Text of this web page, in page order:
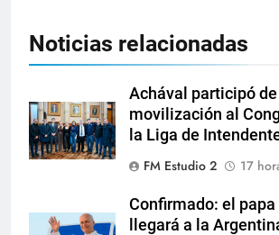
Noticias relacionadas
Achával participó
movilización al
la Liga de
FM Estudio 2
17
Confirmado: el papa
llegará a la